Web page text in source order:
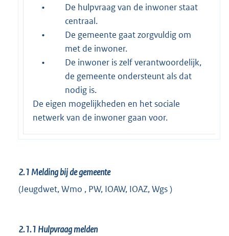
•
De hulpvraag van de inwoner staat
centraal.
•
De gemeente gaat zorgvuldig om
met de inwoner.
•
De inwoner is zelf verantwoordelijk,
de gemeente ondersteunt als dat
nodig is.
De eigen mogelijkheden en het sociale
netwerk van de inwoner gaan voor.
2.1Melding bij de gemeente
(Jeugdwet, Wmo , PW, IOAW, IOAZ, Wgs )
2.1.1 Hulpvraag melden